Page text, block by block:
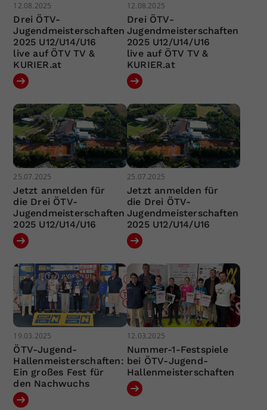
12.08.2025
Drei ÖTV-
Jugendmeisterschaften
2025 U12/U14/U16
live auf ÖTV TV &
KURIER.at
12.08.2025
Drei ÖTV-
Jugendmeisterschaften
2025 U12/U14/U16
live auf ÖTV TV &
KURIER.at
25.07.2025
Jetzt anmelden für
die Drei ÖTV-
Jugendmeisterschaften
2025 U12/U14/U16
25.07.2025
Jetzt anmelden für
die Drei ÖTV-
Jugendmeisterschaften
2025 U12/U14/U16
19.03.2025
ÖTV-Jugend-
Hallenmeisterschaften:
Ein großes Fest für
den Nachwuchs
12.03.2025
Nummer-1-Festspiele
bei ÖTV-Jugend-
Hallenmeisterschaften